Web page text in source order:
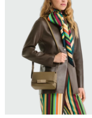
SELECCIONAR TALLE